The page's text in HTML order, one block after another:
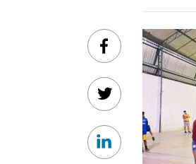
Facebook
Twitter
Linkedin